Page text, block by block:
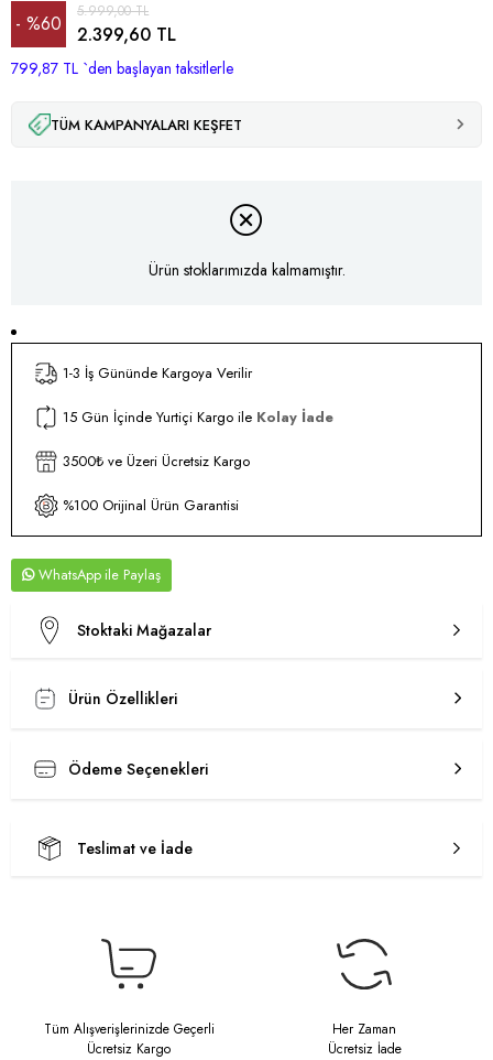
%60
İndirim
5.999,00 TL
2.399,60 TL
799,87 TL `den başlayan taksitlerle
TÜM KAMPANYALARI KEŞFET
Ürün stoklarımızda kalmamıştır.
1-3 İş Gününde Kargoya Verilir
15 Gün İçinde Yurtiçi Kargo ile Kolay İade
3500₺ ve Üzeri Ücretsiz Kargo
%100 Orijinal Ürün Garantisi
WhatsApp
Stoktaki Mağazalar
Ürün Özellikleri
Ödeme Seçenekleri
Teslimat ve İade
Tüm Alışverişlerinizde Geçerli
Ücretsiz Kargo
Her Zaman
Ücretsiz İade